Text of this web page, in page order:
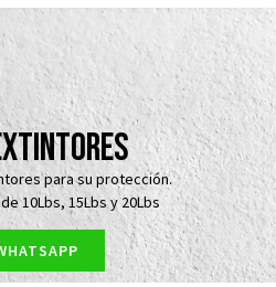
para su protección.
10Lbs, 15Lbs y 20Lbs